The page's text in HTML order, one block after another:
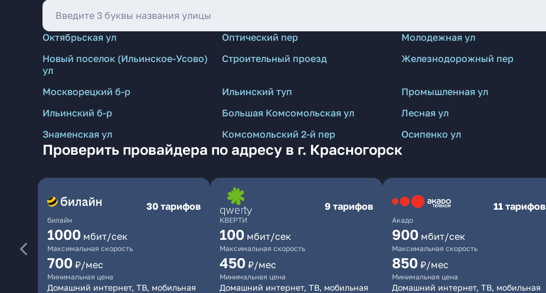
Октябрьская ул Оптический пер Молодежная ул
Новый поселок (Ильинское-Усово)
ул
Строительный проезд Железнодорожный пер
Москворецкий б-р Ильинский туп Промышленная ул
Ильинский б-р
Большая Комсомольская ул Лесная ул
Знаменская ул
Комсомольский 2-й пер Осипенко ул
Проверить провайдера по адресу в г. Красногорск
билайн
30 тарифов
1000 мбит/сек
Максимальная скорость
700 ₽/мес
Минимальная цена
Домашний интернет, ТВ, мобильная
КВЕРТИ
9 тарифов
100 мбит/сек
Максимальная скорость
450 ₽/мес
Минимальная цена
Домашний интернет, ТВ, мобильная
Акадо
11 тарифов
900 мбит/сек
Максимальная скорость
850 ₽/мес
Минимальная цена
Домашний интернет, ТВ, мобильная